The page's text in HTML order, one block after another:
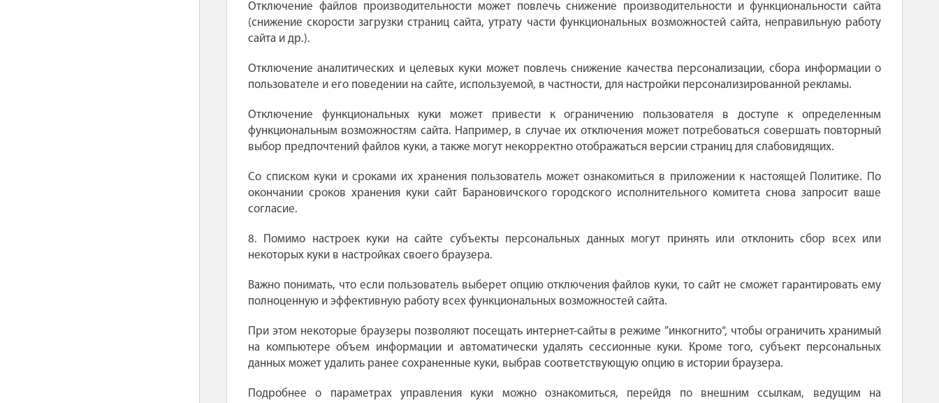
Отключение файлов производительности может повлечь снижение производительности и функциональности сайта
(снижение скорости загрузки страниц сайта, утрату части функциональных возможностей сайта, неправильную работу
сайта и др.).
Отключение аналитических и целевых куки может повлечь снижение качества персонализации, сбора информации о
пользователе и его поведении на сайте, используемой, в частности, для настройки персонализированной рекламы.
Отключение функциональных куки может привести к ограничению пользователя в доступе к определенным
функциональным возможностям сайта. Например, в случае их отключения может потребоваться совершать повторный
выбор предпочтений файлов куки, а также могут некорректно отображаться версии страниц для слабовидящих.
Со списком куки и сроками их хранения пользователь может ознакомиться в приложении к настоящей Политике. По
окончании сроков хранения куки сайт Барановичского городского исполнительного комитета снова запросит ваше
согласие.
8. Помимо настроек куки на сайте субъекты персональных данных могут принять или отклонить сбор всех или
некоторых куки в настройках своего браузера.
Важно понимать, что если пользователь выберет опцию отключения файлов куки, то сайт не сможет гарантировать ему
полноценную и эффективную работу всех функциональных возможностей сайта.
При этом некоторые браузеры позволяют посещать интернет-сайты в режиме ”инкогнито“, чтобы ограничить хранимый
на компьютере объем информации и автоматически удалять сессионные куки. Кроме того, субъект персональных
данных может удалить ранее сохраненные куки, выбрав соответствующую опцию в истории браузера.
Подробнее о параметрах управления куки можно ознакомиться, перейдя по внешним ссылкам, ведущим на